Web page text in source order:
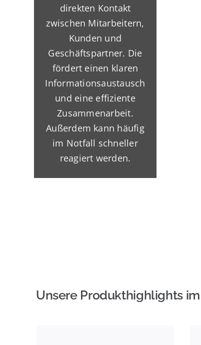
direkten Kontakt
zwischen Mitarbeitern,
Kunden und
Geschäftspartner. Die
fördert einen klaren
Informationsaustausch
und eine effiziente
Zusammenarbeit.
Außerdem kann häufig
im Notfall schneller
reagiert werden.
Unsere Produkthighlights